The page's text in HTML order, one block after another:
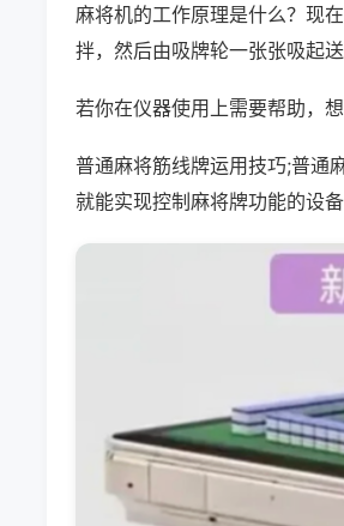
麻将机的工作原理是什么？现
拌，然后由吸牌轮一张张吸起
若你在仪器使用上需要帮助，
普通麻将筋线牌运用技巧;普通
就能实现控制麻将牌功能的设备